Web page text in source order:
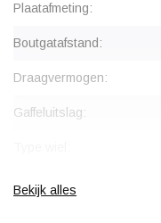
Plaatafmeting:
Boutgatafstand:
Draagvermogen:
Gaffeluitslag:
Rem:
Bekijk alles